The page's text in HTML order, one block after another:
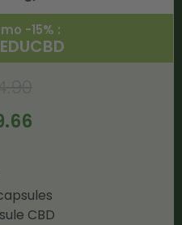
-15% :
CBD